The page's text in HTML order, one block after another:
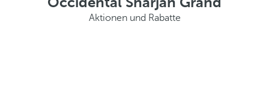
Aktionen und Rabatte